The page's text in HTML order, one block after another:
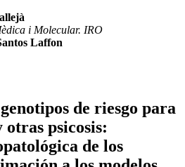
i Molecular. IRO
Laffon
de riesgo para
psicosis:
de los